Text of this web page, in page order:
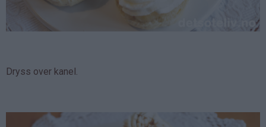
Dryss over kanel.